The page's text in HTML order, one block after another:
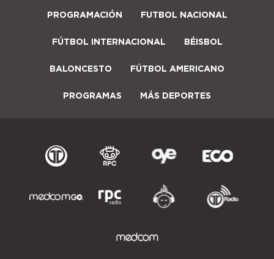
PROGRAMACIÓN FUTBOL NACIONAL
FÚTBOL INTERNACIONAL BÉISBOL
BALONCESTO FÚTBOL AMERICANO
PROGRAMAS MÁS DEPORTES